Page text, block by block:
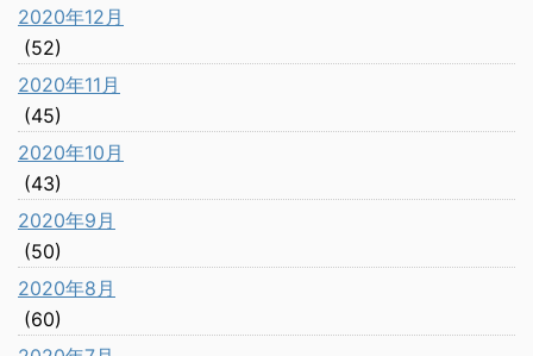
2020年12月
(52)
2020年11月
(45)
2020年10月
(43)
2020年9月
(50)
2020年8月
(60)